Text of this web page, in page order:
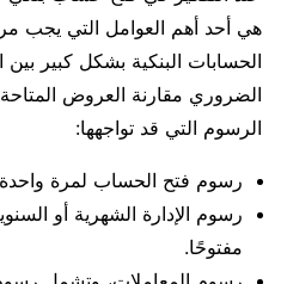
هي أحد أهم العوامل التي يجب
الحسابات البنكية بشكل كبير
الضروري مقارنة العروض
الرسوم التي قد تواجهها:
رسوم فتح الحساب لمرة واحدة
رسوم الإدارة الشهرية أو
مفتوحًا.